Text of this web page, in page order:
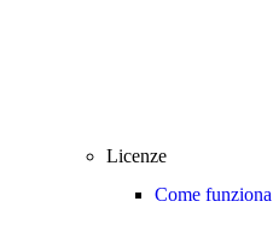
Licenze
Come funziona